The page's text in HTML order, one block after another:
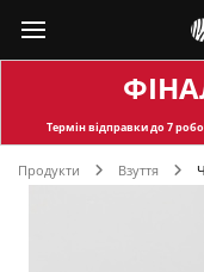
Термін відправкидо 7
Продукти Взуття